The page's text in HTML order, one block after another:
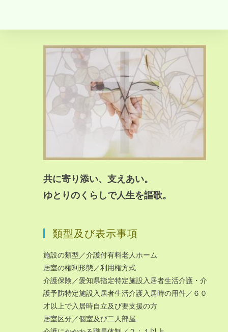
共に寄り添い、支えあい。
ゆとりのくらしで人生を謳歌。
類型及び表示事項
施設の類型／介護付有料老人ホーム
居室の権利形態／利用権方式
介護保険／愛知県指定特定施設入居者生活介護・介
護予防特定施設入居者生活介護入居時の用件／６０
才以上で入居時自立及び要支援の方
居室区分／個室及び二人部屋